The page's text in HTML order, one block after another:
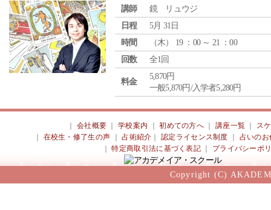
講師
鏡 リュウジ
日程
5月 31日
時間
（木） 19 ：00 ～ 21 ：00
回数
全1回
料金
5,870円
一般5,870円/入学者5,280円
会社概要 ｜学校案内 ｜初めての方へ 講座一覧
ス
在校生・修了生の声 ｜占術紹介 ｜認定ライセンス制度
占いのお
｜特定商取引法に基づく表記 プライバシーポ
Copyright (C)